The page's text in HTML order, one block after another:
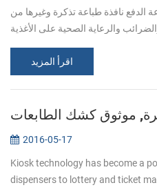
الدفع نافذة طباعة تذكرة وغيرها من
والرعاية الصحية على الأغذية
اقرأ المزيد
2016-05-17
Kiosk technology has become a
dispensers to lottery and ticket